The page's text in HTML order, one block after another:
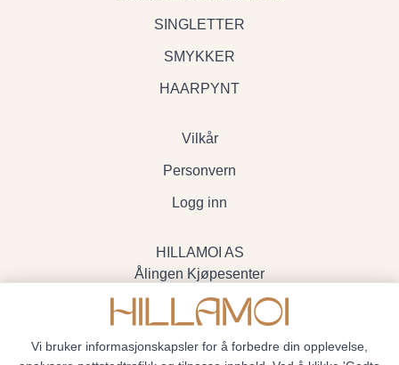
SINGLETTER
SMYKKER
HAARPYNT
Vilkår
Personvern
Logg inn
HILLAMOI AS
Ålingen Kjøpesenter
Myrenvegen 19, 3570 Ål
- Org.nr. 928705234
Vi bruker informasjonskapsler for å forbedre din opplevelse,